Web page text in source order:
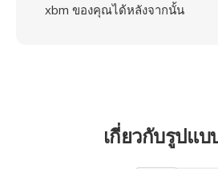
xbm ของคุณได้หลังจากนั้น
เกี่ยวกับรูปแ